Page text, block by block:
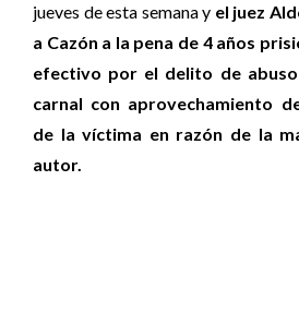
jueves de esta semana y el juez
a Cazón a la pena de 4 años
efectivo por el delito de abuso
carnal con aprovechamiento
de la víctima en razón de la
autor.